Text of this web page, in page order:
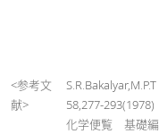
<参考文
献>
58,277-293(1978)
化学便覧 基礎